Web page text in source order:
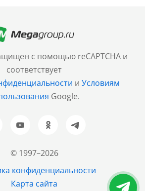
© 1997–2026
конфиденциальности
Карта сайта
с помощью reCAPTCHA и
соответствует
и Условиям
Google.
10
33
93
37